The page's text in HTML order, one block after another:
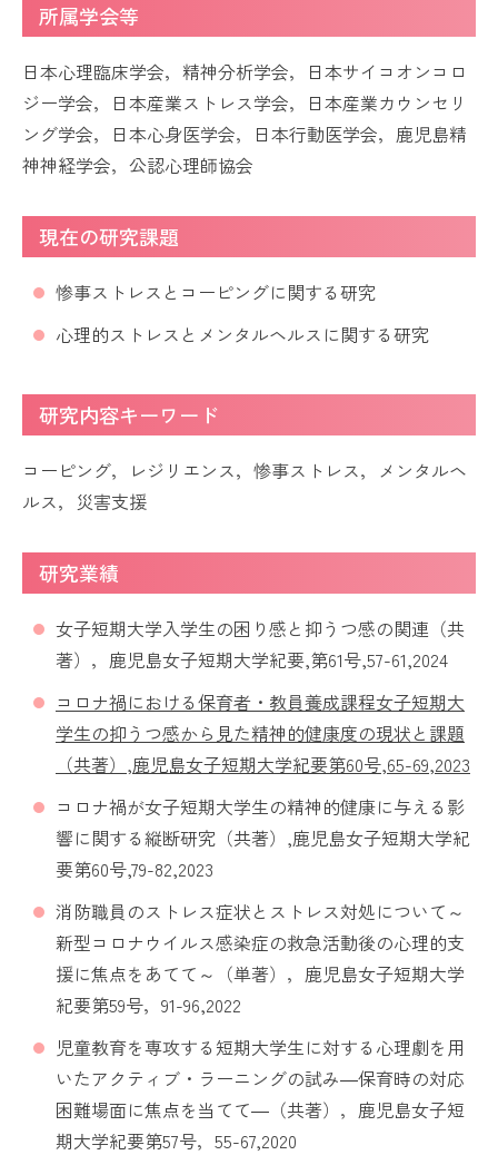
所属学会等
日本心理臨床学会，精神分析学会，日本サイコオンコロ
ジー学会，日本産業ストレス学会，日本産業カウンセリ
ング学会，日本心身医学会，日本行動医学会，鹿児島精
神神経学会，公認心理師協会
現在の研究課題
惨事ストレスとコーピングに関する研究
心理的ストレスとメンタルヘルスに関する研究
研究内容キーワード
コーピング，レジリエンス，惨事ストレス，メンタルヘ
ルス，災害支援
研究業績
女子短期大学入学生の困り感と抑うつ感の関連（共
著），鹿児島女子短期大学紀要,第61号,57-61,2024
コロナ禍における保育者・教員養成課程女子短期大
学生の抑うつ感から見た精神的健康度の現状と課題
（共著）,鹿児島女子短期大学紀要第60号,65-69,2023
コロナ禍が女子短期大学生の精神的健康に与える影
響に関する縦断研究（共著）,鹿児島女子短期大学紀
要第60号,79-82,2023
消防職員のストレス症状とストレス対処について～
新型コロナウイルス感染症の救急活動後の心理的支
援に焦点をあてて～（単著），鹿児島女子短期大学
紀要第59号，91-96,2022
児童教育を専攻する短期大学生に対する心理劇を用
いたアクティブ・ラーニングの試み―保育時の対応
困難場面に焦点を当てて―（共著），鹿児島女子短
期大学紀要第57号，55-67,2020